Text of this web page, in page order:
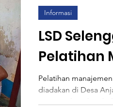
LSD
Pelatihan
Ekonomi
Tahap
Pelatihan
diadakan di Desa
yang terulang
Informasi